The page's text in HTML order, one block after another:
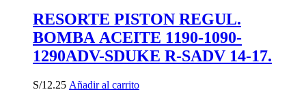
RESORTE PISTON REGUL.
BOMBA ACEITE 1190-1090-
1290ADV-SDUKE R-SADV 14-17.
S/12.25 Añadir al carrito